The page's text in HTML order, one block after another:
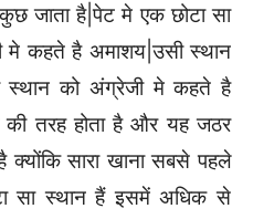
जाता है|पेट मे एक छोटा सा
मे कहते है अमाशय|उसी स्थान
को अंग्रेजी मे कहते है
तरह होता है और यह जठर
क्योंकि सारा खाना सबसे पहले
सा स्थान हैं इसमें अधिक से